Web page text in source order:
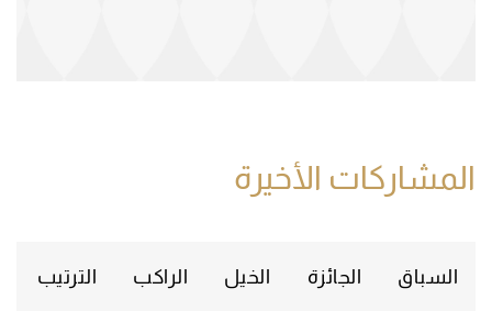
المشاركات الأخيرة
السباق الجائزة الخيل الراكب الترتيب